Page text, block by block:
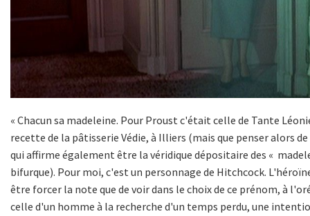
« Chacun sa madeleine. Pour Proust c'était celle de Tante
recette de la pâtisserie Védie, à Illiers (mais que penser alors
qui affirme également être la véridique dépositaire des «
bifurque). Pour moi, c'est un personnage de Hitchcock.
être forcer la note que de voir dans le choix de ce prénom, à
celle d'un homme à la recherche d'un temps perdu, une